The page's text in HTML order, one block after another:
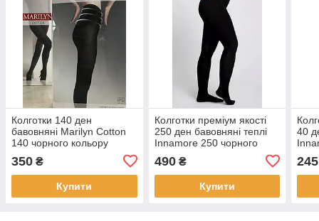
Колготки 140 ден
бавовняні Marilyn Cotton
140 чорного кольору
350 ₴
Купити
Колготки преміум якості
250 ден бавовняні теплі
Innamore 250 чорного
490₴
Купити
40
245